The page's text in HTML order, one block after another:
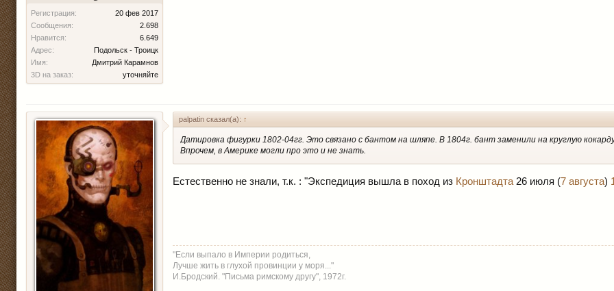
Регистрация:
20 фев 2017
Сообщения:
2.698
Нравится:
6.649
Адрес:
Подольск - Троицк
Имя:
Дмитрий Карамнов
3D на заказ:
уточняйте
palpatin сказал(а): ↑
Датировка фигурки 1802-04гг. Это связано с бантом на шляпе. В 1804г. бант заменили на круглую
Впрочем, в Америке могли про это и не знать.
Естественно не знали, т.к. : "Экспедиция вышла в поход из Кронштадта 26 июля (7 августа)
"Если выпало в Империи родиться,
Лучше жить в глухой провинции у моря..."
И.Бродский. "Письма римскому другу", 1972г.